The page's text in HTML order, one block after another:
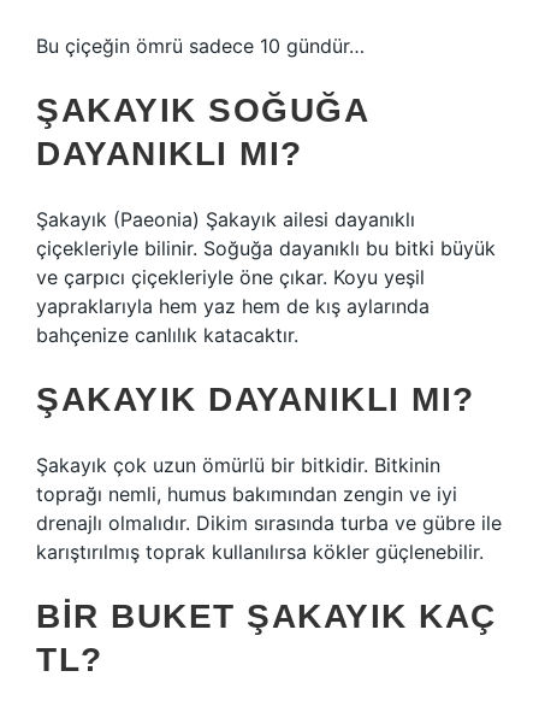
Bu çiçeğin ömrü sadece 10 gündür…
ŞAKAYIK SOĞUĞA
DAYANIKLI MI?
Şakayık (Paeonia) Şakayık ailesi dayanıklı
çiçekleriyle bilinir. Soğuğa dayanıklı bu bitki büyük
ve çarpıcı çiçekleriyle öne çıkar. Koyu yeşil
yapraklarıyla hem yaz hem de kış aylarında
bahçenize canlılık katacaktır.
ŞAKAYIK DAYANIKLI MI?
Şakayık çok uzun ömürlü bir bitkidir. Bitkinin
toprağı nemli, humus bakımından zengin ve iyi
drenajlı olmalıdır. Dikim sırasında turba ve gübre ile
karıştırılmış toprak kullanılırsa kökler güçlenebilir.
BIR BUKET ŞAKAYIK KAÇ
TL?